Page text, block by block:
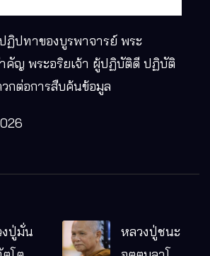
ฏิปทาของบูรพาจารย์ พระ
ำคัญ พระอริยเจ้า ผู้ปฏิบัติดี ปฏิบัติ
กต่อการสืบค้นข้อมูล
ปู่มั่น
หลวงปู่ชนะ